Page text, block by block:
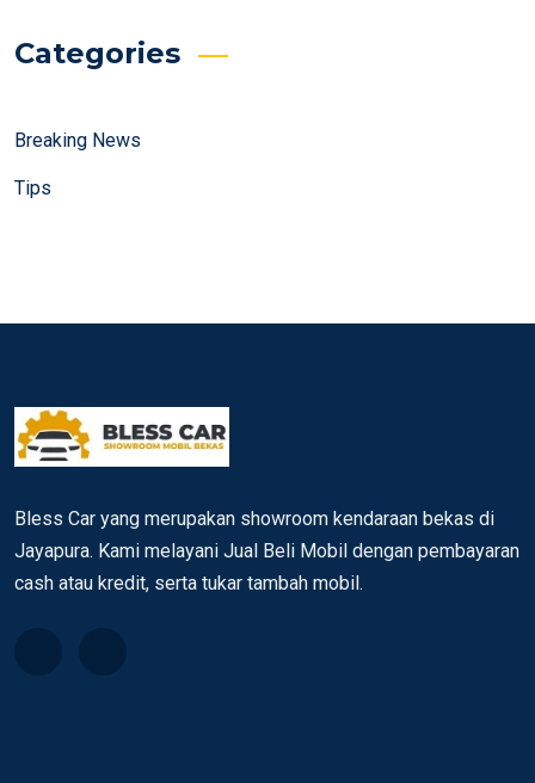
Categories
Breaking News
Tips
Bless Car yang merupakan showroom kendaraan bekas di
Jayapura. Kami melayani Jual Beli Mobil dengan pembayaran
cash atau kredit, serta tukar tambah mobil.